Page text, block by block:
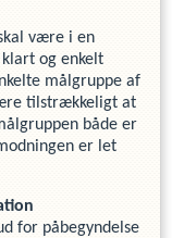
være i en
og enkelt
målgruppe af
tilstrækkeligt at
både er
er let
for påbegyndelse